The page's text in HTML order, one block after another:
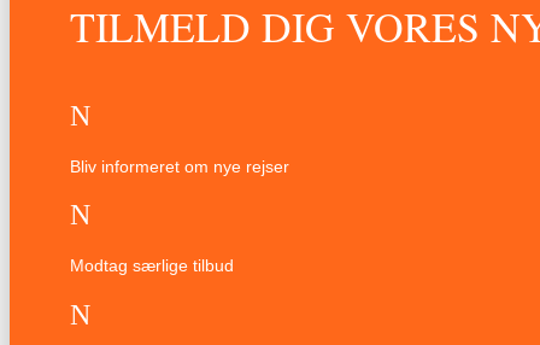
TILMELD DIG VORES
N
Bliv informeret om nye rejser
N
Modtag særlige tilbud
N